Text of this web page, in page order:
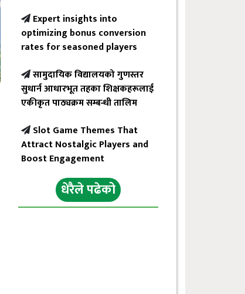
Expert insights into
optimizing bonus conversion
rates for seasoned players
सामुदायिक विद्यालयको गुणस्तर
सुधार्न आधारभूत तहका शिक्षकहरूलाई
एकीकृत पाठ्यक्रम सम्बन्धी तालिम
Slot Game Themes That
Attract Nostalgic Players and
Boost Engagement
धेरैले पढेको